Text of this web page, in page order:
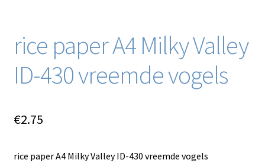
rice paper A4 Milky Valley
ID-430 vreemde vogels
€2.75
rice paper A4 Milky Valley ID-430 vreemde vogels